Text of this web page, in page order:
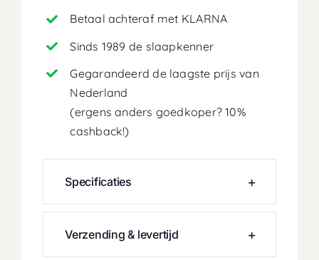
Betaal achteraf met KLARNA
Sinds 1989 de slaapkenner
Gegarandeerd de laagste prijs van
Nederland
(ergens anders goedkoper? 10%
cashback!)
Specificaties
Verzending & levertijd